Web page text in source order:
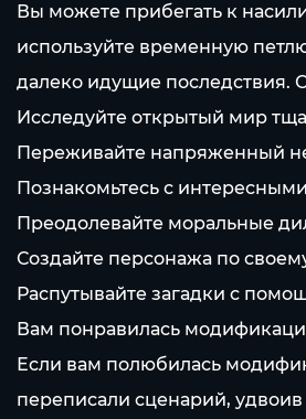
Вы можете прибегать к
используйте временную
далеко идущие последствия.
Исследуйте открытый мир
Переживайте напряженный
Познакомьтесь с
Преодолевайте моральные
Создайте персонажа по
Распутывайте загадки с
Вам понравилась
Если вам полюбилась
переписали сценарий,